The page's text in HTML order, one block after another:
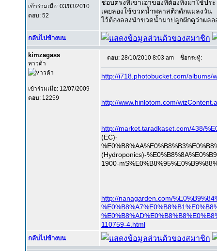
เข้าร่วมเมื่อ: 03/03/2010
ตอบ: 52
ชอบตรงที่เขาเอาของที่ต้องทิ้งมาใช้ปร
เคยลองใช้ขวดน้ำพลาสติกดักแมลงวัน
ไว้ต้องลองนำขวดน้ำมาปลูกผักดูว่าผลอ
กลับไปข้างบน
kimzagass
หาวด้า
เข้าร่วมเมื่อ: 12/07/2009
ตอบ: 12259
ตอบ: 28/10/2010 8:03 am ชื่อกระทู้:
http://i718.photobucket.com/albums/
http://www.hinlotom.com/
http://market.taradkaset.com/438/
(EC)-
(Hydroponics)-
1900-
http://nanagarden.com/
110759-4.html
กลับไปข้างบน